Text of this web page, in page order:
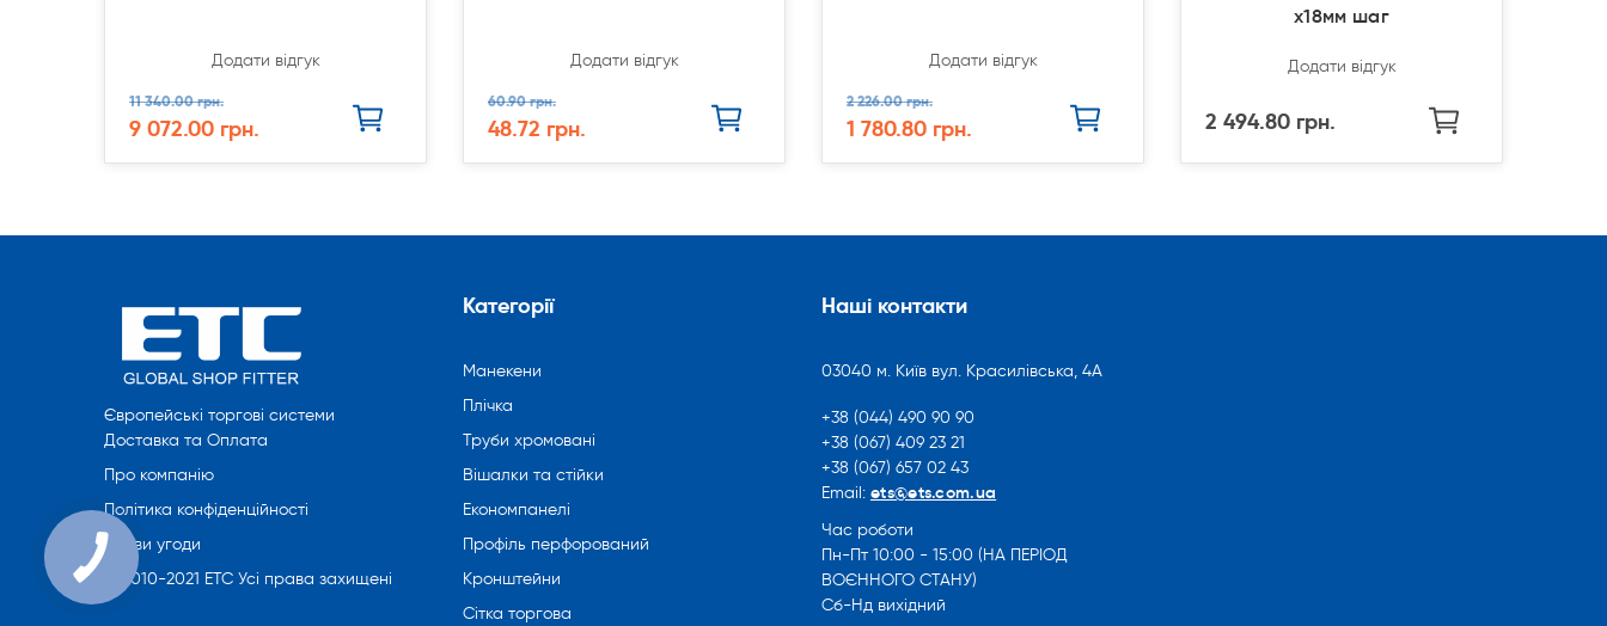
Додати відгук
11 340.00 грн.
9 072.00 грн.
Додати відгук
60.90 грн.
48.72 грн.
Додати відгук
2 226.00 грн.
1 780.80 грн.
х18мм шаг
Додати відгук
2 494.80 грн.
Європейські торгові системи
Доставка та Оплата
Про компанію
Політика конфіденційності
Умови угоди
© 2010-2021 ETC Усі права захищені
Категорії
Манекени
Плічка
Труби хромовані
Вішалки та стійки
Економпанелі
Профіль перфорований
Кронштейни
Сітка торгова
Наші контакти
03040 м. Київ вул. Красилівська, 4А
+38 (044) 490 90 90
+38 (067) 409 23 21
+38 (067) 657 02 43
Email: ets@ets.com.ua
Час роботи
Пн-Пт 10:00 - 15:00 (НА ПЕРІОД
ВОЄННОГО СТАНУ)
Сб-Нд вихідний